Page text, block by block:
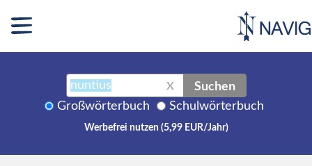
X Suchen
Großwörterbuch Schulwörterbuch
Werbefrei nutzen (5,99 EUR/Jahr)